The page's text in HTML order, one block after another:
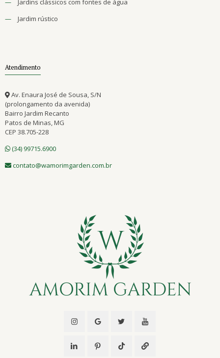
—
Jardins clássicos com fontes de água
—
Jardim rústico
Atendimento
Av. Enaura José de Sousa, S/N
(prolongamento da avenida)
Bairro Jardim Recanto
Patos de Minas, MG
CEP 38.705-228
(34) 99715.6900
contato@wamorimgarden.com.br